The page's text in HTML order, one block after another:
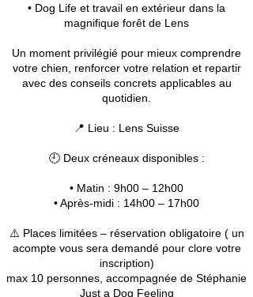
• Dog Life et travail en extérieur dans la
magnifique forêt de Lens
Un moment privilégié pour mieux comprendre
votre chien, renforcer votre relation et repartir
avec des conseils concrets applicables au
quotidien.
📍 Lieu : Lens Suisse
🕘 Deux créneaux disponibles :
• Matin : 9h00 – 12h00
• Après-midi : 14h00 – 17h00
⚠️ Places limitées – réservation obligatoire ( un
acompte vous sera demandé pour clore votre
inscription)
max 10 personnes, accompagnée de Stéphanie
Just a Dog Feeling